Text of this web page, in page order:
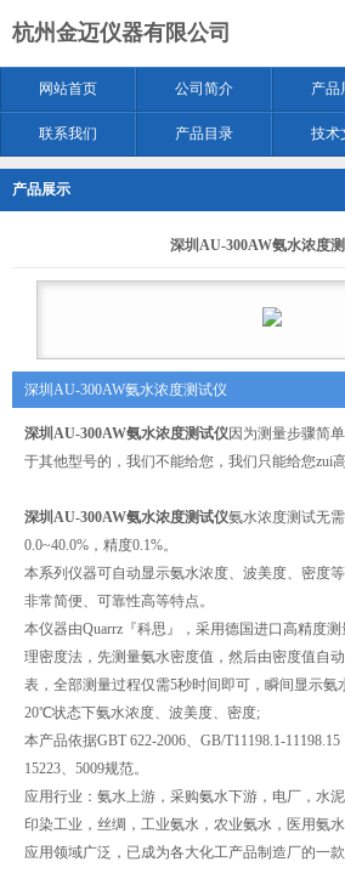
杭州金迈仪器有限公司
网站首页 公司简介 产品
联系我们 产品目录 技术
产品展示
深圳AU-300AW氨水浓度
深圳AU-300AW氨水浓度测试仪
深圳AU-300AW氨水浓度测试仪因为测量步骤简
于其他型号的，我们不能给您，我们只能给您zui高
深圳AU-300AW氨水浓度测试仪氨水浓度测试无
0.0~40.0%，精度0.1%。
本系列仪器可自动显示氨水浓度、波美度、密度
非常简便、可靠性高等特点。
本仪器由Quarrz『科思』，采用德国进口高精度
理密度法，先测量氨水密度值，然后由密度值自
表，全部测量过程仅需5秒时间即可，瞬间显示氨
20℃状态下氨水浓度、波美度、密度;
本产品依据GBT 622-2006、GB/T11198.1-11198.15
15223、5009规范。
应用行业：氨水上游，采购氨水下游，电厂，水
印染工业，丝绸，工业氨水，农业氨水，医用氨
应用领域广泛，已成为各大化工产品制造厂的一